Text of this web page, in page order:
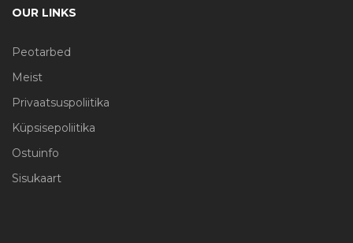
OUR LINKS
Peotarbed
Meist
Privaatsuspoliitika
Küpsisepoliitika
Ostuinfo
Sisukaart